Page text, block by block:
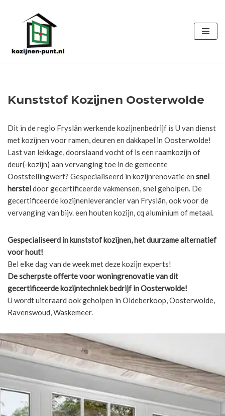
de
Kunststof Kozijnen Oosterwolde
Dit in de regio Fryslân werkende kozijnenbedrijf is U van dienst
met kozijnen voor ramen, deuren en dakkapel in Oosterwolde!
Last van lekkage, doorslaand vocht of is een raamkozijn of
deur(-kozijn) aan vervanging toe in de gemeente
Ooststellingwerf? Gespecialiseerd in kozijnrenovatie en snel
hersteldoor gecertificeerde vakmensen, snel geholpen. De
gecertificeerde kozijnenleverancier van Fryslân, ook voor de
vervanging van bijv. een houten kozijn, cq aluminium of metaal.
Gespecialiseerd in kunststof kozijnen, het duurzame alternatief
voor hout!
Bel elke dag van de week met deze kozijn experts!
De scherpsteofferte voor woningrenovatie van dit
gecertificeerde kozijntechniek bedrijf in Oosterwolde!
U wordt uiteraard ook geholpen in Oldeberkoop, Oosterwolde,
Ravenswoud, Waskemeer.